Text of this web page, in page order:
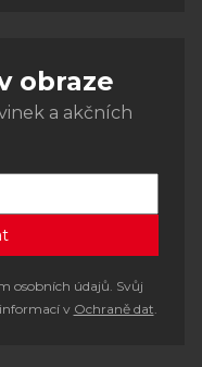
obraze
a akčních
osobních údajů. Svůj
v Ochraně dat.